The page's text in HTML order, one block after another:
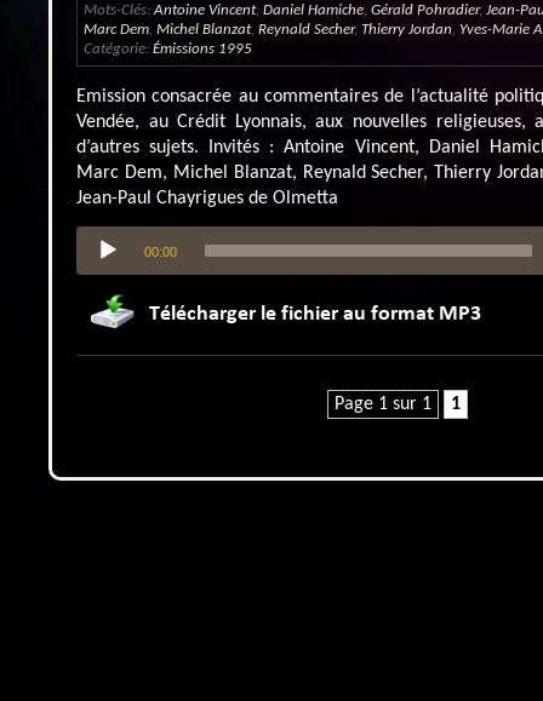
Mots-Clés: Antoine Vincent, Daniel Hamiche Gérald Pohradier, Jean-
Marc Dem Michel Blanzat, Reynald Secher, Thierry Jordan
Yves-Marie
Catégorie: Émissions 1995
Emission consacrée au commentaires de l’actualité
Vendée, au Crédit Lyonnais, aux nouvelles religieuses,
d’autres sujets. Invités : Antoine Vincent, Daniel
Marc Dem, Michel Blanzat, Reynald Secher, Thierry
Jean-Paul Chayrigues de Olmetta
Lecteur
audio
00:00
Page 1 sur 1 1